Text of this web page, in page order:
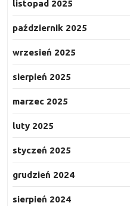
listopad 2025
październik 2025
wrzesień 2025
sierpień 2025
marzec 2025
luty 2025
styczeń 2025
grudzień 2024
sierpień 2024